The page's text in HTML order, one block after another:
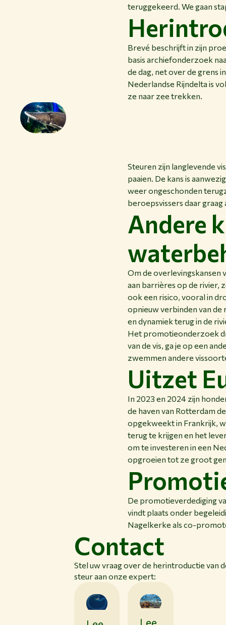
teruggekeerd. We gaan
Brevé beschrijft in zijn
basis archiefonderzoek
de dag, net over de grens
Nederlandse Rijndelta is
ze naar zee trekken.
Steuren zijn langlevende
paaien. De kans is
weer ongeschonden
beroepsvissers daar
Andere
Om de overlevingskansen
aan barrières op de rivier,
ook een risico, vooral in
opnieuw verbinden van de
en dynamiek terug in de
Het promotieonderzoek
van de vis, ga je op een
zwemmen andere
Uitzet
In 2023 en 2024 zijn
de haven van Rotterdam
opgekweekt in Frankrijk,
terug te krijgen en het
om te investeren in een
opgroeien tot ze groot
De promotieverdediging
vindt plaats onder
Nagelkerke als co-
Contact
Stel uw vraag over de herintroductie van
steur aan onze expert:
Lee